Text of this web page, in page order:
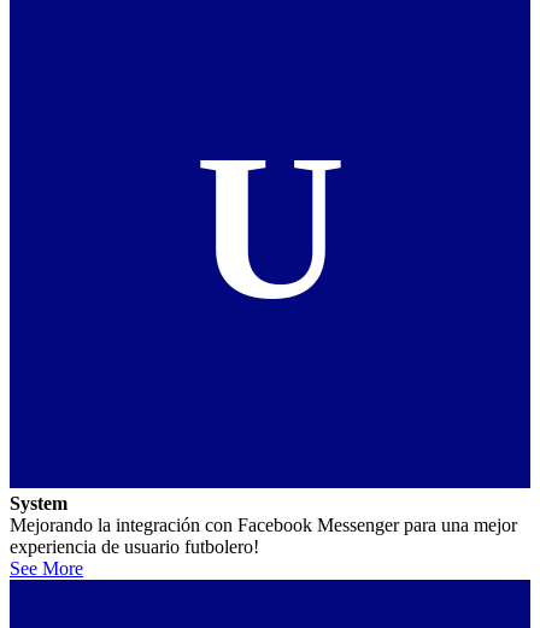
U
System
Mejorando la integración con Facebook Messenger para una mejor
experiencia de usuario futbolero!
See More